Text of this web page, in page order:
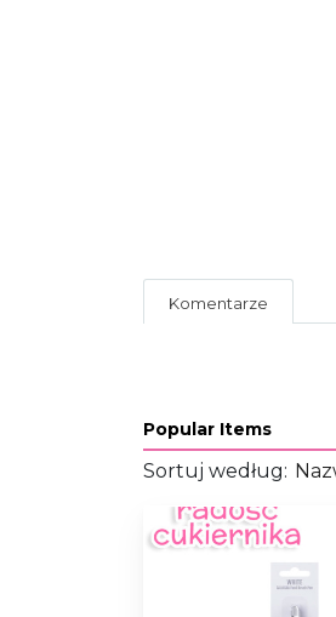
Komentarze
Popular Items
Sortuj według: